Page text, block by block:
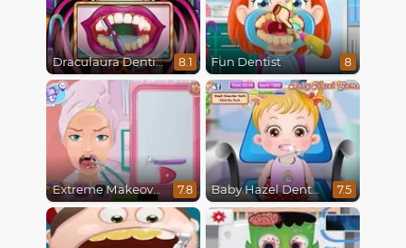
Draculaura Dentist 8.1 Fun Dentist 8
Extreme Makeover 7.8 Baby Hazel Dental Care 7.5